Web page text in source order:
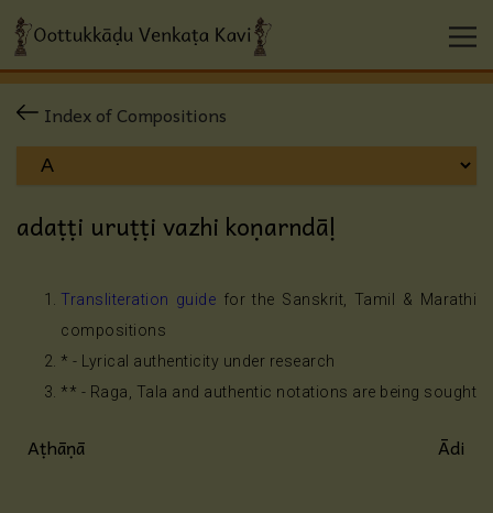
Index of Compositions
adaṭṭi uruṭṭi vazhi koṇarndāḷ
Transliteration guide for the Sanskrit, Tamil & Marathi
compositions
* - Lyrical authenticity under research
** - Raga, Tala and authentic notations are being sought
Aṭhāṇā Ādi